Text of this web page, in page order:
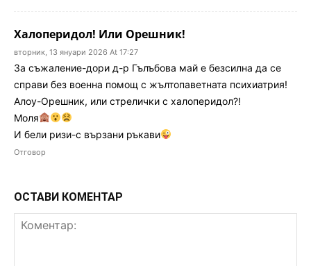
Халоперидол! Или Орешник!
вторник, 13 януари 2026 At 17:27
За съжаление-дори д-р Гълъбова май е безсилна да се
справи без военна помощ с жълтопаветната психиатрия!
Алоу-Орешник, или стрелички с халоперидол?!
Моля
И бели ризи-с вързани ръкави
Отговор
ОСТАВИ КОМЕНТАР